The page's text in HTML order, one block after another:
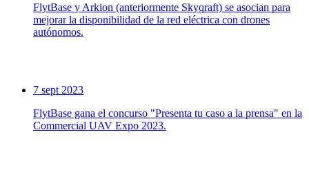
FlytBase y Arkion (anteriormente Skyqraft) se asocian para
mejorar la disponibilidad de la red eléctrica con drones
autónomos.
7 sept 2023
FlytBase gana el concurso "Presenta tu caso a la prensa" en la
Commercial UAV Expo 2023.